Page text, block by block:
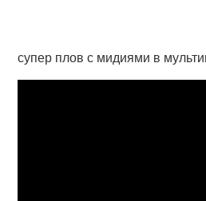
супер плов с мидиями в